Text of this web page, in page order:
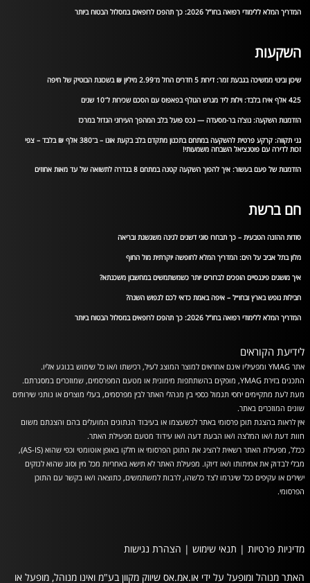
המדריך המלא ללימודי רפואה בחו”ל 2026: כך תהפכו לרופאים במסלול הבטוח ביותר
השקעות
שיכון ובינוי ממשיכה בגבעת זמר: דירות 5 חדרים החל מ־2.99 מיליון ₪ בשכונת הבוטיק של חיפה
425 אלף אירו בלבד: וילות ליד מגרש הגולף בפאפוס עם הסכם שכירות ל־10 שנים
הזדמנות השקעה: נוצ’ה בר-מסעדה — נכס פועל בלב המהפך העירוני הגדול במרכז
גני תקווה: קרקע פרטית להשקעה במתחם בתכנון מתקדם בלב בקעת אונו – ב־380 אלף ₪ בלבד – צפי
זכות לדירה עם פוטנציאל השבחה משמעותי!
הזדמנות של פעם בעשור: איך להפוך השקעה קטנה במתחם 8 בגדרה לתשואה של עד מאות אחוזים
חם ברשת
סודות ההזנה הטבעית – כך תבחרו סוגי דשנים לגינה משגשגת ובריאה
מלון בתל אביב על הים: המדריך המלא לחופשה יוקרתית מול החוף
איך מושגים פיננסיים הופכים לברורים יותר כשמשתמשים במחשבון משכנתא?
חבילות נופש בארץ ובחו״ל – איפה באמת כדאי לכם לנפוש השנה?
המדריך המלא ללימודי רפואה בחו”ל 2026: כך תהפכו לרופאים במסלול הבטוח ביותר
לידיעת הקוראים
אתר YMAG ומפעיליו אינם אחראים למוצר המוצג לעיל, רכישתו ו/או כל שימוש בנוגע אליו.
התכנים בזירת YMAG, מופקים בהשתתפות מימונית או מטעם המפרסמים, שמוזכרים במסגרתם.
מעת לעת מתקיימים יחסי תגמול כספי בין מנהלי האתר לבין מפרסמים, בעלי מוצרים או נותני שירותים
שונים המוזכרים באתר.
אין לראות בהצגת תוכן פרסומי באתר לכשעצמו או בעיבוד הנתונים המועלים בהם והצגתם משום
חוות דעת ו/או המלצה ו/או הבעת דעה ו/או עידוד מטעם מפעילת האתר.
ככלל, מפעילת האתר רשאית להציג את התוכן הפרסומי או חלקו באופן אוטומטי וכפי שהוא (AS-IS),
מבלי לבדוק את אמיתותו ו/או דיוקו. מפעילת האתר לא תישא באחריות מכל מין וסוג שהוא לנזקים
ישירים או עקיפים ככל שיגרמו לצד כלשהו, לרבות למשתמשים, כתוצאה ו/או בקשר עם התוכן
הפרסומי.
מדיניות פרטיות | תנאי שימוש | הצהרת נגישות
האתר מנוהל ומופעל על ידי או.אמ.אס שיווק מקוון בע"מ ואינו מנוהל, מופעל או